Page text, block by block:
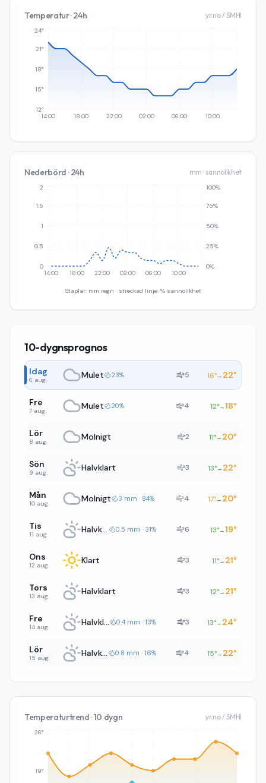
Temperatur · 24h yr.no / SMHI
14:00 18:00 22:00 02:00 06:00 10:00
12°
15°
18°
21°
24°
Nederbörd · 24h mm · sannolikhet
14:00 18:00 22:00 02:00 06:00 10:00
0
0.5
1
1.5
2
0%
25%
50%
75%
100%
Staplar: mm regn · streckad linje: % sannolikhet
10-dygnsprognos
Idag
6 aug. Mulet 23% 5 16°→ 22°
Fre
7 aug. Mulet 20% 4 12°→18°
Lör
8 aug. Molnigt 2 11°→ 20°
Sön
9 aug. Halvklart 3 13°→ 22°
Mån
10 aug. Molnigt 3 mm · 84% 4 17°→ 20°
Tis
11 aug. Halvklart 0.5 mm · 31% 6 13°→19°
Ons
12 aug. Klart 3 11°→ 21°
Tors
13 aug. Halvklart 3 12°→ 21°
Fre
14 aug. Halvklart 0.4 mm · 13% 3 13°→ 24°
Lör
15 aug. Halvklart 0.8 mm · 16% 4 15°→ 22°
Temperaturtrend · 10 dygn yr.no / SMHI
19°
26°